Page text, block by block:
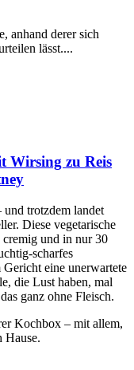
anhand derer sich
lässt....
Wirsing zu Reis
trotzdem landet
Diese vegetarische
und in nur 30
scharfes
eine unerwartete
die Lust haben, mal
ganz ohne Fleisch.
Kochbox – mit allem,
Hause.